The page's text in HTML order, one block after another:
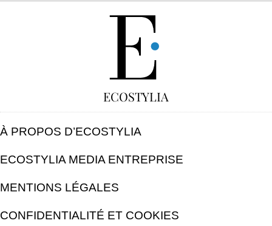
ECOSTYLIA
À PROPOS D’ECOSTYLIA
ECOSTYLIA MEDIA ENTREPRISE
MENTIONS LÉGALES
CONFIDENTIALITÉ ET COOKIES